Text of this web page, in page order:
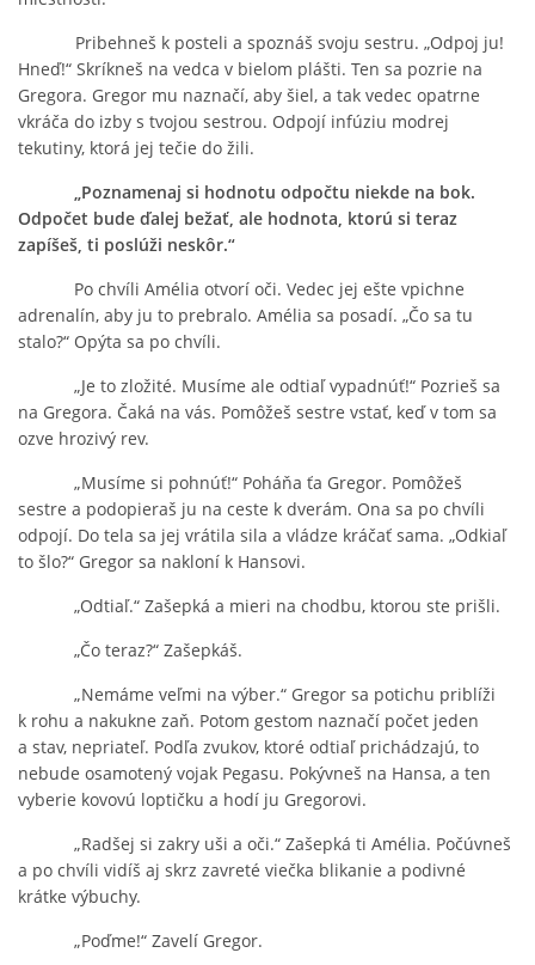
Pribehneš k posteli a spoznáš svoju sestru. „Odpoj ju!
Hneď!“ Skríkneš na vedca v bielom plášti. Ten sa pozrie na
Gregora. Gregor mu naznačí, aby šiel, a tak vedec opatrne
vkráča do izby s tvojou sestrou. Odpojí infúziu modrej
tekutiny, ktorá jej tečie do žili.
„Poznamenaj si hodnotu odpočtu niekde na bok.
Odpočet bude ďalej bežať, ale hodnota, ktorú si teraz
zapíšeš, ti poslúži neskôr.“
Po chvíli Amélia otvorí oči. Vedec jej ešte vpichne
adrenalín, aby ju to prebralo. Amélia sa posadí. „Čo sa tu
stalo?“ Opýta sa po chvíli.
„Je to zložité. Musíme ale odtiaľ vypadnúť!“ Pozrieš sa
na Gregora. Čaká na vás. Pomôžeš sestre vstať, keď v tom sa
ozve hrozivý rev.
„Musíme si pohnúť!“ Poháňa ťa Gregor. Pomôžeš
sestre a podopieraš ju na ceste k dverám. Ona sa po chvíli
odpojí. Do tela sa jej vrátila sila a vládze kráčať sama. „Odkiaľ
to šlo?“ Gregor sa nakloní k Hansovi.
„Odtiaľ.“ Zašepká a mieri na chodbu, ktorou ste prišli.
„Čo teraz?“ Zašepkáš.
„Nemáme veľmi na výber.“ Gregor sa potichu priblíži
k rohu a nakukne zaň. Potom gestom naznačí počet jeden
a stav, nepriateľ. Podľa zvukov, ktoré odtiaľ prichádzajú, to
nebude osamotený vojak Pegasu. Pokývneš na Hansa, a ten
vyberie kovovú loptičku a hodí ju Gregorovi.
„Radšej si zakry uši a oči.“ Zašepká ti Amélia. Počúvneš
a po chvíli vidíš aj skrz zavreté viečka blikanie a podivné
krátke výbuchy.
„Poďme!“ Zavelí Gregor.